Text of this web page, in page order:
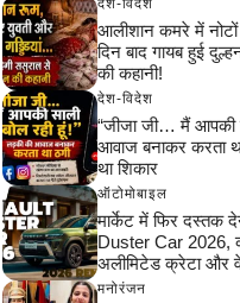
आलीशान कमरे में
दिन बाद गायब हुई
की कहानी!
देश-विदेश
“जीजा जी… मैं आपकी
आवाज बनाकर करता
था शिकार
ऑटोमोबाइल
मार्केट में फिर दस्तक
Duster Car 2026,
अलीमिटेड क्रेटा और
मनोरंजन